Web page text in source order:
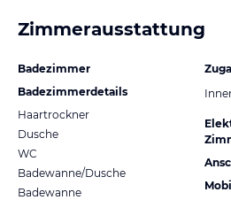
Zimmerausstattung
Badezimmer
Badezimmerdetails
Haartrockner
Dusche
WC
Badewanne/Dusche
Badewanne